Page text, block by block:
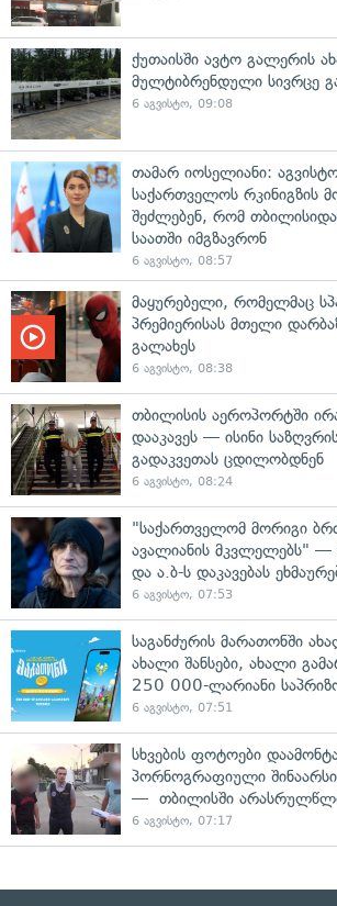
ქუთაისში ავტო გალერის
მულტიბრენდული სივრცე
6 აგვისტო, 09:08
თამარ იოსელიანი:
საქართველოს რკინიგზის
შეძლებენ, რომ
საათში იმგზავრონ
6 აგვისტო, 08:57
მაყურებელი, რომელმაც
პრემიერისას მთელი
გალახეს
6 აგვისტო, 08:38
თბილისის აეროპორტში
დააკავეს — ისინი
გადაკვეთას ცდილობდნენ
6 აგვისტო, 08:24
"საქართველომ მორიგი
ავალიანის მკვლელებს" —
და ა.ბ-ს დაკავებას
6 აგვისტო, 07:53
საგანძურის მარათონში
ახალი შანსები, ახალი
250 000-ლარიანი
6 აგვისტო, 07:51
სხვების ფოტოები
პორნოგრაფიული
— თბილისში
6 აგვისტო, 07:17